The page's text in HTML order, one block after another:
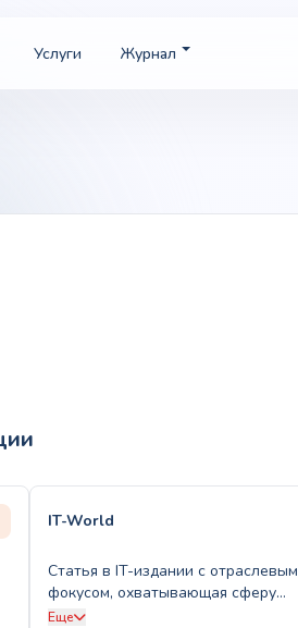
Услуги Журнал
IT-World
Статья в IT-издании с отраслевым
фокусом, охватывающая сферу
информационных технологий
Еще